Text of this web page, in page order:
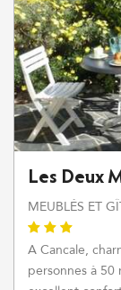
Les Deux
MEUBLÉS ET
A Cancale,
personnes à